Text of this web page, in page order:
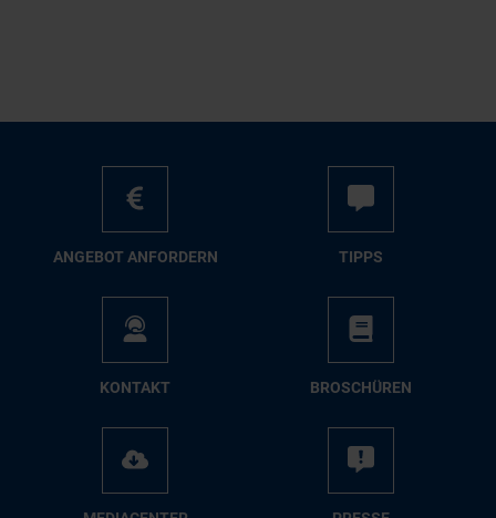
AN­GE­BOT AN­FOR­DERN TIPPS
KON­TAKT BRO­SCHÜ­REN